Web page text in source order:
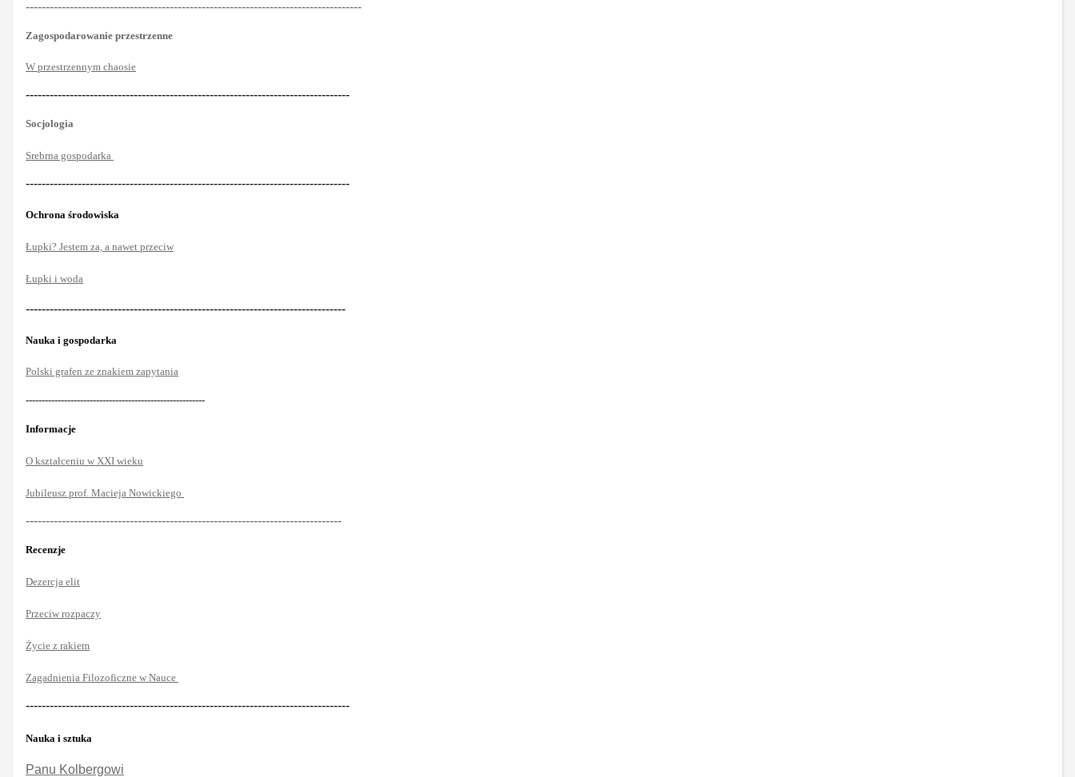
------------------------------------------------------------------------------------
Zagospodarowanie przestrzenne
W przestrzennym chaosie
---------------------------------------------------------------------------------
Socjologia
Srebrna gospodarka
---------------------------------------------------------------------------------
Ochrona środowiska
Łupki? Jestem za, a nawet przeciw
Łupki i woda
--------------------------------------------------------------------------------
Nauka i gospodarka
Polski grafen ze znakiem zapytania
--------------------------------------------------------
Informacje
O kształceniu w XXI wieku
Jubileusz prof. Macieja Nowickiego
-------------------------------------------------------------------------------
Recenzje
Dezercja elit
Przeciw rozpaczy
Życie z rakiem
Zagadnienia Filozoficzne w Nauce
---------------------------------------------------------------------------------
Nauka i sztuka
Panu Kolbergowi